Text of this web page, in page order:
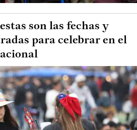
son las fechas y
para celebrar en el